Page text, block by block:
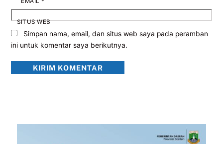
SITUS WEB
Simpan nama, email, dan situs web saya pada peramban
ini untuk komentar saya berikutnya.